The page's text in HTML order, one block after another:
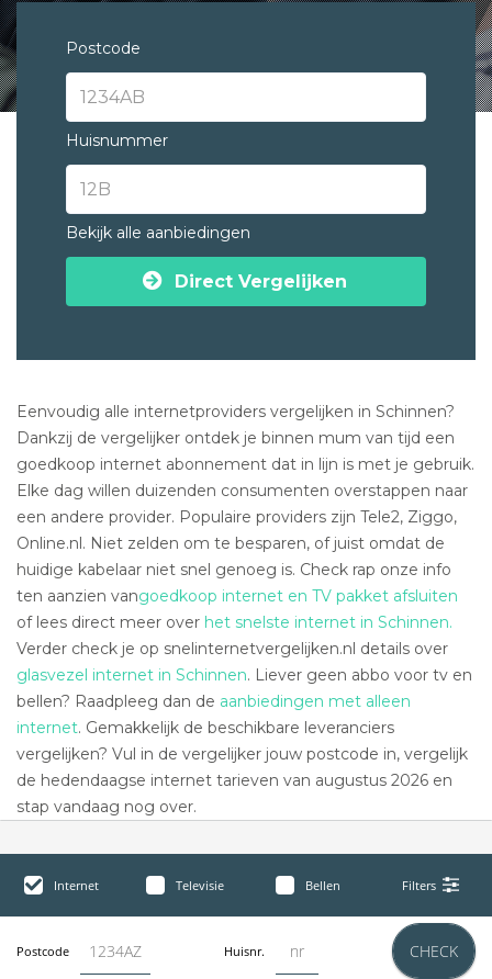
Postcode
Huisnummer
Bekijk alle aanbiedingen
Direct Vergelijken
Eenvoudig alle internetproviders vergelijken in Schinnen?
Dankzij de vergelijker ontdek je binnen mum van tijd een
goedkoop internet abonnement dat in lijn is met je gebruik.
Elke dag willen duizenden consumenten overstappen naar
een andere provider. Populaire providers zijn Tele2, Ziggo,
Online.nl. Niet zelden om te besparen, of juist omdat de
huidige kabelaar niet snel genoeg is. Check rap onze info
ten aanzien vangoedkoop internet en TV pakket afsluiten
of lees direct meer over het snelste internet in Schinnen.
Verder check je op snelinternetvergelijken.nl details over
glasvezel internet in Schinnen. Liever geen abbo voor tv en
bellen? Raadpleeg dan de aanbiedingen met alleen
internet. Gemakkelijk de beschikbare leveranciers
vergelijken? Vul in de vergelijker jouw postcode in, vergelijk
de hedendaagse internet tarieven van augustus 2026 en
stap vandaag nog over.
Internet Televisie Bellen Filters
Postcode Huisnr. CHECK